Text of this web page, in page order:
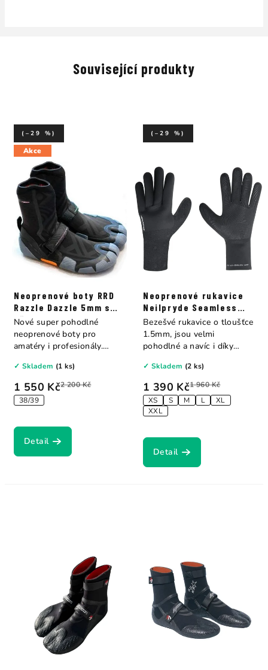
Související produkty
Akce
Neoprenové boty RRD
Razzle Dazzle 5mm s
děleným palcem
1 550 Kč2 200 Kč
(–29 %)
38/39
✓ Skladem (1 ks)
Detail
Nové super pohodlné
neoprenové boty pro
amatéry i profesionály.
Neoprenové rukavice
Neilpryde Seamless
Glove 1.5mm
1 390 Kč1 960 Kč
(–29 %)
XS S M L
XL
XXL
✓ Skladem (2 ks)
Detail
Bezešvé rukavice o tloušťce
1.5mm, jsou velmi
pohodlné a navíc i díky